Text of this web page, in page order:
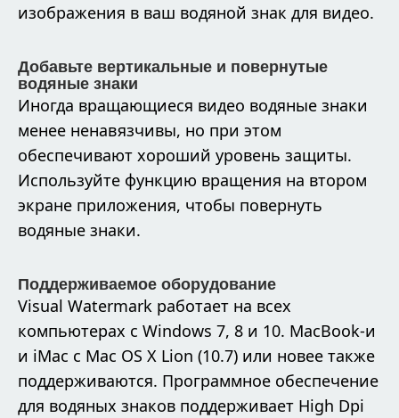
изображения в ваш водяной знак для видео.
Добавьте вертикальные и повернутые
водяные знаки
Иногда вращающиеся видео водяные знаки
менее ненавязчивы, но при этом
обеспечивают хороший уровень защиты.
Используйте функцию вращения на втором
экране приложения, чтобы повернуть
водяные знаки.
Поддерживаемое оборудование
Visual Watermark работает на всех
компьютерах с Windows 7, 8 и 10. MacBook-и
и iMac с Mac OS X Lion (10.7) или новее также
поддерживаются. Программное обеспечение
для водяных знаков поддерживает High Dpi